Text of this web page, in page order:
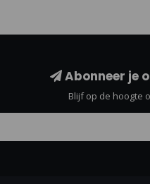
Abonneer je
Blijf op de hoogte